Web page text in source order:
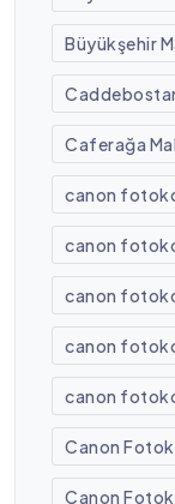
Büyükşehir
Caferağa
canon
canon
canon
canon
canon
Canon
Canon